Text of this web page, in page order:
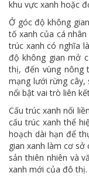
khu vực xanh hoặc
Ở góc độ không
tố xanh của cá
trúc xanh có nghĩa
độ không gian mở
thị, đến vùng nông
mạng lưới rừng cây,
nổi bật vai trò liên
Cấu trúc xanh nối
cấu trúc xanh thể
hoạch dài hạn để
gian xanh làm cơ
sản thiên nhiên và
xanh mới của đô thị.